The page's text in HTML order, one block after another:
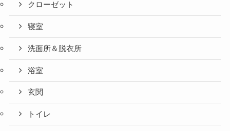
クローゼット
寝室
洗面所＆脱衣所
浴室
玄関
トイレ